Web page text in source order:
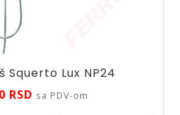
Squerto Lux NP24
RSD sa PDV-om